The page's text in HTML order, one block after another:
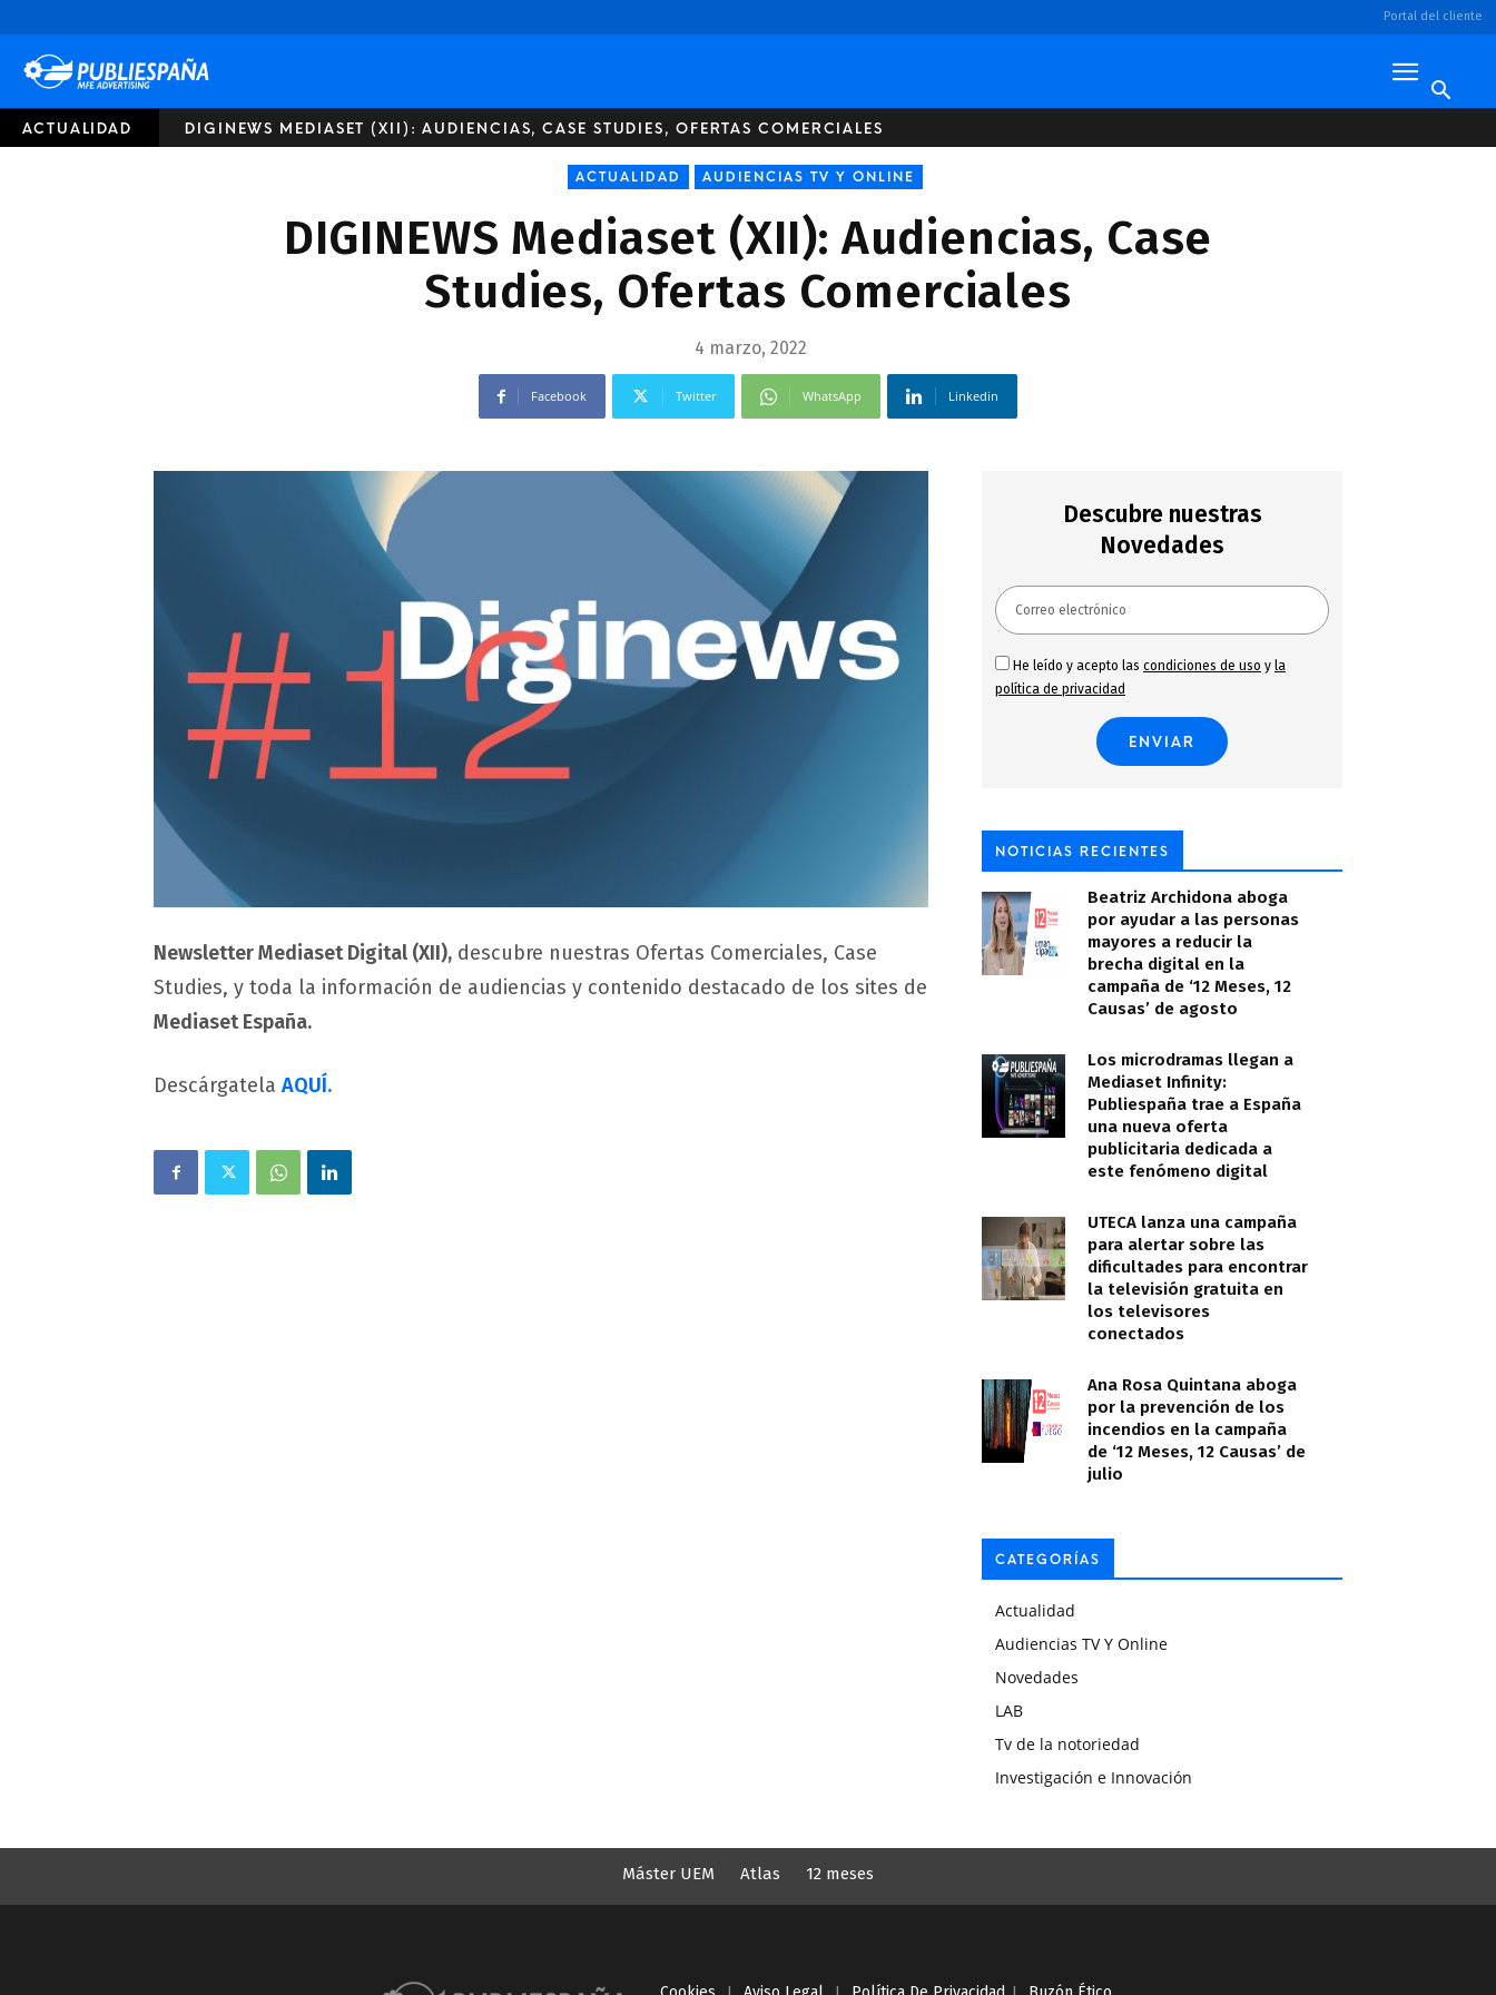
Portal del cliente
ACTUALIDAD DIGINEWS MEDIASET (XII): AUDIENCIAS, CASE STUDIES, OFERTAS COMERCIALES
ACTUALIDAD AUDIENCIAS TV Y ONLINE
DIGINEWS Mediaset (XII): Audiencias, Case
Studies, Ofertas Comerciales
4 marzo, 2022
Facebook Twitter WhatsApp Linkedin
Newsletter Mediaset Digital (XII), descubre nuestras Ofertas Comerciales, Case
Studies, y toda la información de audiencias y contenido destacado de los sites de
Mediaset España.
Descárgatela AQUÍ.
Descubre nuestras
Novedades
He leído y acepto las condiciones de uso y la
política de privacidad
NOTICIAS RECIENTES
Beatriz Archidona aboga
por ayudar a las personas
mayores a reducir la
brecha digital en la
campaña de ‘12 Meses, 12
Causas’ de agosto
Los microdramas llegan a
Mediaset Infinity:
Publiespaña trae a España
una nueva oferta
publicitaria dedicada a
este fenómeno digital
UTECA lanza una campaña
para alertar sobre las
dificultades para encontrar
la televisión gratuita en
los televisores
conectados
Ana Rosa Quintana aboga
por la prevención de los
incendios en la campaña
de ‘12 Meses, 12 Causas’ de
julio
CATEGORÍAS
Actualidad
Audiencias TV Y Online
Novedades
LAB
Tv de la notoriedad
Investigación e Innovación
Máster UEM Atlas 12 meses